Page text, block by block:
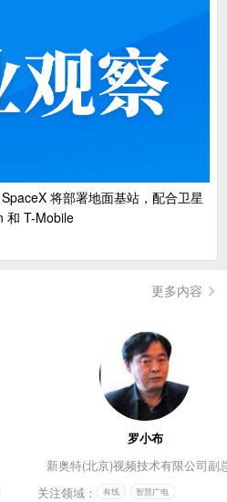
将部署地面基站，配合卫星
和 T-Mobile
更多内容
罗小布
新奥特(北京)视频技术有限公司副
关注领域：
有线 智慧广电